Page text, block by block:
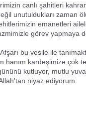
canlı şahitleri
unutuldukları zaman
emanetleri
görev yapmaya
bu vesile ile
hanım kardeşimize çok
kutluyor, mutlu
niyaz ediyorum.